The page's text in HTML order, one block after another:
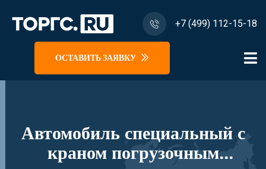
+7 (499) 112-15-18
ОСТАВИТЬ ЗАЯВКУ
Автомобиль специальный с
краном погрузочным